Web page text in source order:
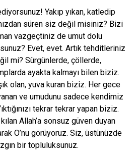
Yakıp yıkan, katledip
süren siz değil misiniz? Bizi
vazgeçtiniz de umut dolu
Evet, evet. Artık tehditleriniz
mi? Sürgünlerde, çöllerde,
ayakta kalmayı bilen biziz.
olan, yuva kuran biziz. Her gece
ve umudunu sadece kendimiz
tekrar tekrar yapan biziz.
Allah’a sonsuz güven duyan
O’nu görüyoruz. Siz, üstünüzde
bir topluluksunuz.